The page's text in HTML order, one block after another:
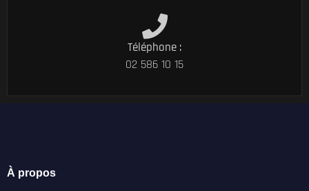
Téléphone :
02 586 10 15
À propos